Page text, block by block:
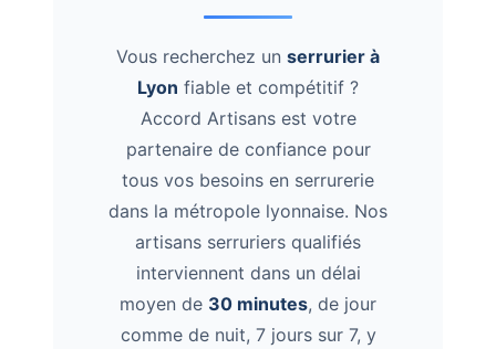
Vous recherchez un serrurier à
Lyon fiable et compétitif ?
Accord Artisans est votre
partenaire de confiance pour
tous vos besoins en serrurerie
dans la métropole lyonnaise. Nos
artisans serruriers qualifiés
interviennent dans un délai
moyen de 30 minutes, de jour
comme de nuit, 7 jours sur 7, y